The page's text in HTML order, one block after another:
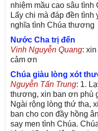
nhiệm mầu cao sâu tình
Lấy chi mà đáp đền tình
nghĩa tình Chúa thương
Nước Cha trị đến
Vinh Nguyễn Quang:
cảm ơn
Chúa giàu lòng xót
Nguyễn Tấn Trung: 1.
thương, xin ban ơn phù
Ngài rộng lòng thứ tha,
ban cho con đầy hồng
say men tình Chúa.